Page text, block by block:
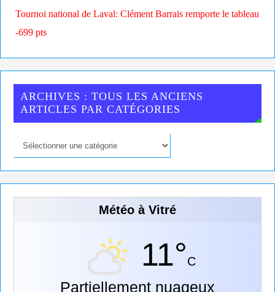
Tournoi national de Laval: Clément Barrais remporte le tableau
-699 pts
ARCHIVES : TOUS LES ANCIENS
ARTICLES PAR CATÉGORIES
Météo à Vitré
11°C
Partiellement nuageux